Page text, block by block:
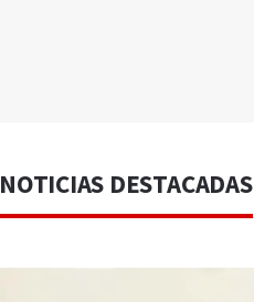
NOTICIAS DESTACADAS